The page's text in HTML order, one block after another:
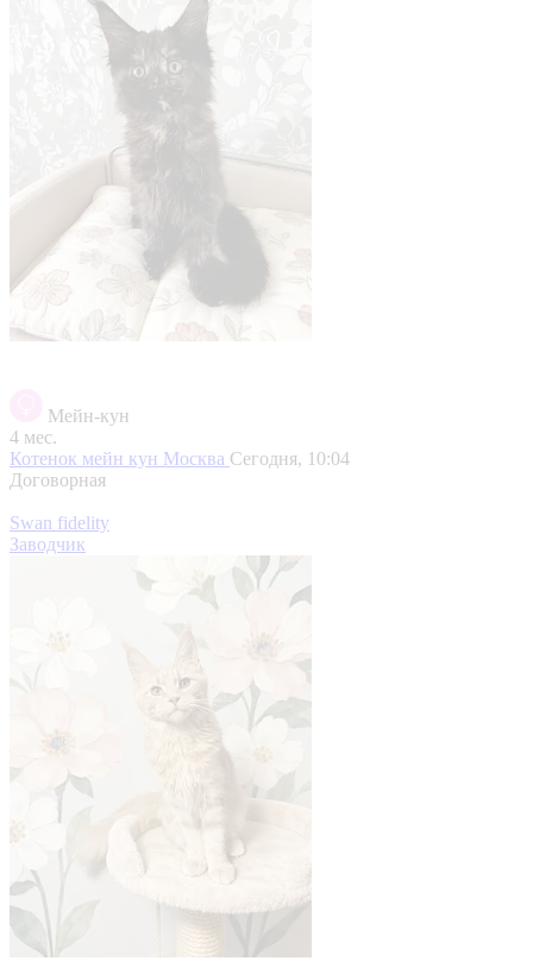
Мейн-кун
4 мес.
Котенок мейн кун Москва Сегодня, 10:04
Договорная
Swan fidelity
Заводчик